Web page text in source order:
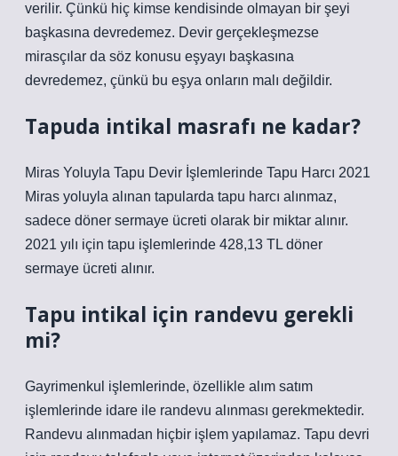
verilir. Çünkü hiç kimse kendisinde olmayan bir şeyi
başkasına devredemez. Devir gerçekleşmezse
mirasçılar da söz konusu eşyayı başkasına
devredemez, çünkü bu eşya onların malı değildir.
Tapuda intikal masrafı ne kadar?
Miras Yoluyla Tapu Devir İşlemlerinde Tapu Harcı 2021
Miras yoluyla alınan tapularda tapu harcı alınmaz,
sadece döner sermaye ücreti olarak bir miktar alınır.
2021 yılı için tapu işlemlerinde 428,13 TL döner
sermaye ücreti alınır.
Tapu intikal için randevu gerekli
mi?
Gayrimenkul işlemlerinde, özellikle alım satım
işlemlerinde idare ile randevu alınması gerekmektedir.
Randevu alınmadan hiçbir işlem yapılamaz. Tapu devri